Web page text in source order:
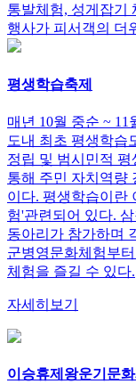
통발체험, 성게잡기
행사가 피서객의 더
평생학습축제
매년 10월 중순 ~ 11
도내 최초 평생학습
정립 및 범시민적
통해 주민 자치역량
이다. 평생학습이란
험'관련되어 있다.
동아리가 참가하며
군병영문화체험부
체험을 즐길 수 있다.
자세히보기
이승휴제왕운기문화